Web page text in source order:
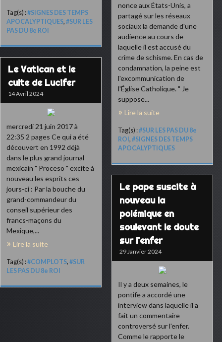
Tag(s) :#SIGNES DES TEMPS
APOCALYPTIQUES, #SUR LES
PAS DU 8e ROI
nonce aux États-Unis, a
partagé sur les réseaux
sociaux la demande d'une
audience au cours de
laquelle il est accusé du
crime de schisme. En cas de
condamnation, la peine est
l'excommunication de
l'Église Catholique. " Je
suppose...
Lire la suite
Tag(s) :#SUR LES PAS DU 8e
ROI , #SIGNES DES TEMPS
APOCALYPTIQUES
Le Vatican et le
culte de Lucifer
14 Avril 2024
mercredi 21 juin 2017 à
22:35 2 pages Ce qui a été
découvert en 1992 déjà
dans le plus grand journal
mexicain " Proceso " excite à
nouveau les esprits ces
jours-ci : Par la bouche du
grand-commandeur du
conseil supérieur des
francs-maçons du
Mexique,...
Lire la suite
Tag(s) :#COMPLOTS, #SUR
LES PAS DU 8e ROI
Le pape suscite à
nouveau la
polémique en
soulevant le doute
sur l'enfer
29 Janvier 2024
Il y a deux semaines, le
pontife a accordé une
interview dans laquelle il a
fait un commentaire
controversé sur l'enfer.
Comme le rapporte le